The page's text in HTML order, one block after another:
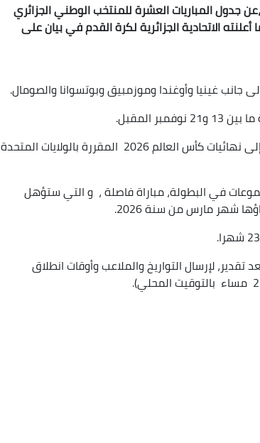
جدول المباريات العشرة للمنتخب الوطني الجزائري
المؤهلة لكأس العالم 2026 ،حسبما أعلنته الاتحادية الجزائرية لكرة القدم في بيان على
جانب غينيا وأوغندا وموزمبيق وبوتسوانا والصومال.
المقبل.
ويتأهل الفائزون من كل مجموعة من المجموعات التسع إلى نهائيات كأس العالم 2026 المقررة بالولايات المتحدة
في البطولة، مباراة فاصلة ، و التي ستؤهل
شهر مارس من سنة 2026.
سيكون تاريخ 8 سبتمبر 2023 ، على أبعد تقدير، لإرسال التواريخ والملاعب وأوقات انطلاق